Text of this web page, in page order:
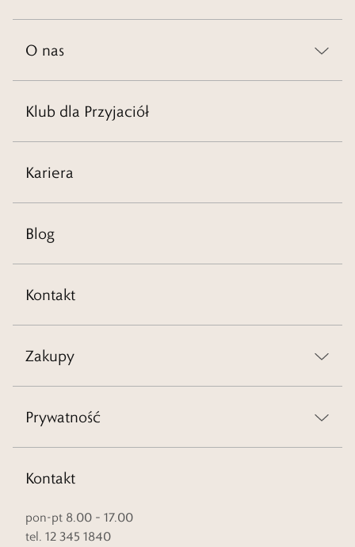
O nas
Klub dla Przyjaciół
Kariera
Blog
Kontakt
Zakupy
Prywatność
Kontakt
pon-pt 8.00 – 17.00
tel. 12 345 1840